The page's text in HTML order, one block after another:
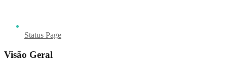
Status Page
Visão Geral